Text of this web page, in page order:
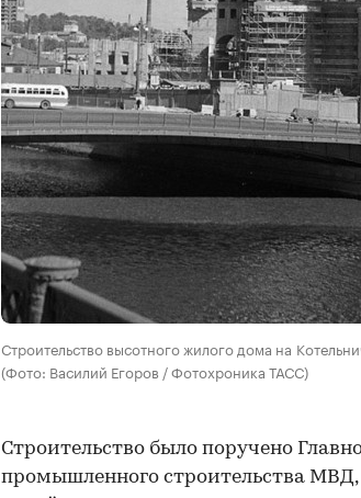
Строительство высотного жилого дома на
(Фото: Василий Егоров / Фотохроника ТАСС)
Строительство было поручено
промышленного строительства